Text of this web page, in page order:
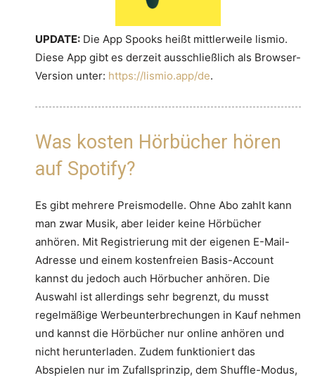
UPDATE: Die App Spooks heißt mittlerweile lismio.
Diese App gibt es derzeit ausschließlich als Browser-
Version unter: https://lismio.app/de.
Was kosten Hörbücher hören
auf Spotify?
Es gibt mehrere Preismodelle. Ohne Abo zahlt kann
man zwar Musik, aber leider keine Hörbücher
anhören. Mit Registrierung mit der eigenen E-Mail-
Adresse und einem kostenfreien Basis-Account
kannst du jedoch auch Hörbucher anhören. Die
Auswahl ist allerdings sehr begrenzt, du musst
regelmäßige Werbeunterbrechungen in Kauf nehmen
und kannst die Hörbücher nur online anhören und
nicht herunterladen. Zudem funktioniert das
Abspielen nur im Zufallsprinzip, dem Shuffle-Modus,